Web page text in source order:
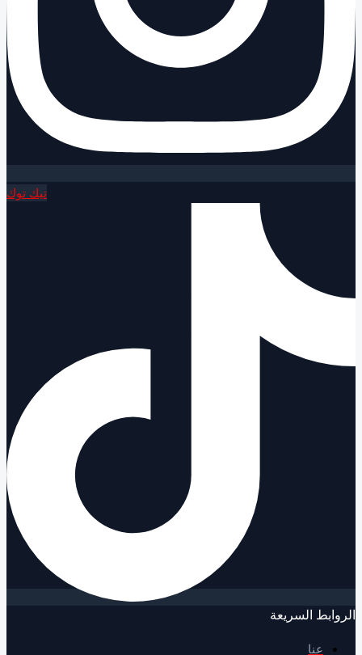
تيك توك
السريعة
عنا